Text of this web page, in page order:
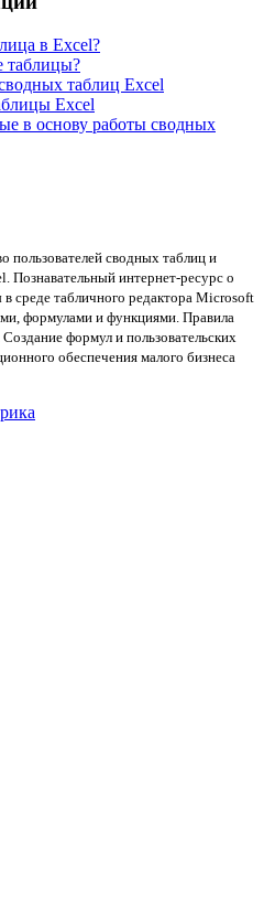
в Excel?
таблицы?
таблиц Excel
Excel
в основу работы сводных
пользователей сводных таблиц и
интернет-ресурс о
среде табличного редактора Microsoft
формулами и функциями. Правила
формул и пользовательских
обеспечения малого бизнеса